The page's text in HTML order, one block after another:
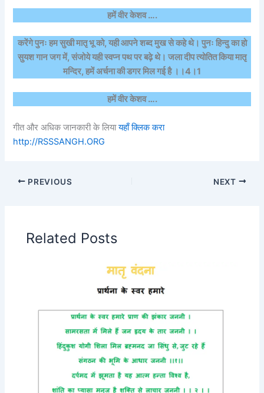
हमें वीर केशव ….
करेंगे पुनः हम सुखी मातृ भू को, यही आपने शब्द मुख से कहे थे। पुनः हिन्दु का हो
सुयश गान जग में, संजोये यही स्वप्न पथ पर बढ़े थे। जला दीप त्योतित किया मातृ
मन्दिर, हमें अर्चना की डगर मिल गई है ।।4।1
हमें वीर केशव ….
गीत और अधिक जानकारी के लियायहाँ क्लिक करा
http://RSSSANGH.ORG
PREVIOUS NEXT
Related Posts